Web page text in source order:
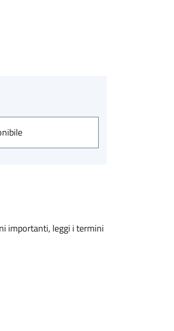
importanti, leggi i termini